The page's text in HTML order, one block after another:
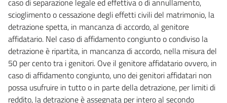
scioglimento o cessazione degli effetti civili del matrimonio, la
detrazione spetta, in mancanza di accordo, al genitore
affidatario. Nel caso di affidamento congiunto o condiviso la
detrazione è ripartita, in mancanza di accordo, nella misura del
50 per cento tra i genitori. Ove il genitore affidatario ovvero, in
caso di affidamento congiunto, uno dei genitori affidatari non
possa usufruire in tutto o in parte della detrazione, per limiti di
reddito, la detrazione è assegnata per intero al secondo